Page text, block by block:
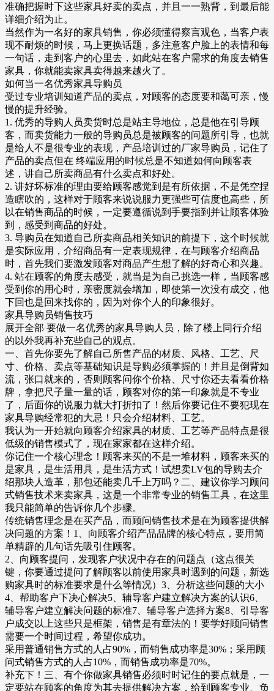
准确把握时下这些家具好卖的卖点，并且一一熟背，到最后能
详细介绍为止。
当然作为一名好的家具销售，你必须懂得察言观色，当客户表
现不耐烦的时候，马上更换话题，多注意客户脸上的表情和每
一句话，走到客户的心里去，如此站在客户需求的角度去销售
家具，你就能卖家具卖得越来越火了。
如何当一名优秀家具导购员
受过专业培训知道产品的卖点，对顾客的态度要和蔼可亲，慢
慢的提升经验。
1. 优秀的导购人员卖货时总是站主导地位，总是他在引导顾
客，而卖货能力一般的导购员总是被顾客的问题所引导，也就
是给人不是很专业的表现，产品培训过的厂家导购员，记住了
产品的卖点但在 终端应用的时候总是不知道如何向顾客表
述，讲自己所卖商品有什么卖点和好处。
2. 讲好坏标准的理由要给顾客感觉到是有所依据，不是凭空捏
造瞎吹的，这样对于顾客来说说服力更强些可信度也高些，所
以在销售商品的时候，一定要遵循说到手要指到并让顾客体验
到，感受到商品的好处。
3. 导购员在知道自己所卖商品相关知识的前提下，这个时候就
是实际应用，介绍商品有一定表现规律，在与顾客介绍商品
时，首先我们要激发顾客对商品产生想了解的好奇心和兴趣。
4. 站在顾客的角度去感受，就当是为自己挑选一样，当顾客感
受到你的用心时，亲密度就会增加，即使第一次没有成交，他
下回也是回来找你的，因为对你个人的印象很好。
家具导购员销售技巧
展开全部 要做一名优秀的家具导购人员，除了楼上同行介绍
的以外我再补充些自己的观点。
一、首先你要先了解自己所售产品的材质、风格、工艺、尺
寸、价格、卖点等基础知识是导购必须掌握的！并且是倒背如
流，张口就来的，否则顾客问你个价格、尺寸你还去看看价格
牌，拿把尺子量一量的话，顾客对你的第一印象就是不专业
了，后面你的说服力就大打折扣了！然后你要记住不要犯现在
家具导购经常犯的大忌！只会介绍材料、工艺。
我认为一开始就向顾客介绍家具的材质、工艺等产品特点是很
低级的销售模式了，现在家家都在这样介绍。
你记住一个核心理念！顾客来买的不是一堆材料，顾客来买的
是家具，是生活用具，是生活方式！试想卖LV包的导购去介
绍那块人造革，那包还能卖几千上万吗？二、建议你学习顾问
式销售技术来卖家具，这是一个非常专业的销售工具，在这里
我只能简单的告诉你几个步骤。
传统销售理念是在买产品，而顾问销售技术是在为顾客提供解
决问题的方案！1、向顾客介绍产品品牌的核心特点，要用简
单精辟的几句话先吸引住顾客。
2、向顾客提问，发现客户状况中存在的问题点（这点很关
键，你要通过提问了解顾客以前使用家具时遇到的问题，新选
购家具时的标准要求是什么等情况）3、分析这些问题的大小
4、帮助客户下决心解决5、辅导客户建立解决方案的认识6、
辅导客户建立解决问题的标准7、辅导客户选择方案8、引导客
户成交以上这些只是框架，销售是有章法的！要学好顾问销售
需要一个时间过程，希望你成功。
采用普通销售方式的人占90%，而销售成功率是30%；采用顾
问式销售方式的人占10%，而销售成功率是70%。
补充下！三、有个你做家具销售必须时时记住的要点就是，一
定要站在顾客的角度为其去提供解决方案，给到顾客专业、负